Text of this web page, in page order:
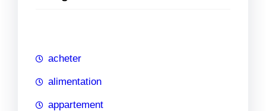
h
acheter
alimentation
appartement